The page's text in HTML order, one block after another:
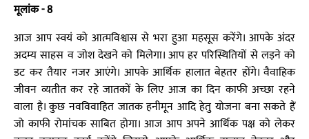
मूलांक - 8
आज आप स्वयं को आत्मविश्वास से भरा हुआ महसूस करेंगे। आपके अंदर
अदम्य साहस व जोश देखने को मिलेगा। आप हर परिस्थितियों से लड़ने को
डट कर तैयार नजर आएंगे। आपके आर्थिक हालात बेहतर होंगे। वैवाहिक
जीवन व्यतीत कर रहे जातकों के लिए आज का दिन काफी अच्छा रहने
वाला है। कुछ नवविवाहित जातक हनीमून आदि हेतु योजना बना सकते हैं
जो काफी रोमांचक साबित होगा। आज आप अपने आर्थिक पक्ष को लेकर